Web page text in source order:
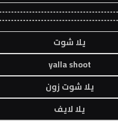
يلا شوت
yalla shoot
يلا شوت زون
يلا لايف